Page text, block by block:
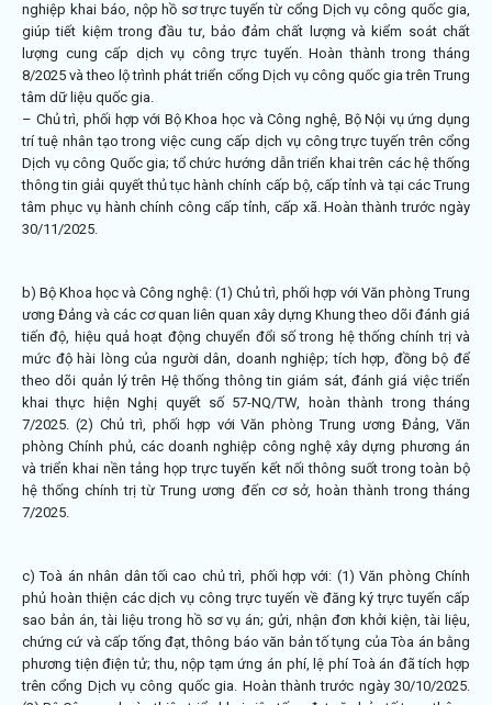
nghiệp khai báo, nộp hồ sơ trực tuyến từ cổng Dịch vụ công quốc gia,
giúp tiết kiệm trong đầu tư, bảo đảm chất lượng và kiểm soát chất
lượng cung cấp dịch vụ công trực tuyến. Hoàn thành trong tháng
8/2025 và theo lộ trình phát triển cổng Dịch vụ công quốc gia trên Trung
tâm dữ liệu quốc gia.
– Chủ trì, phối hợp với Bộ Khoa học và Công nghệ, Bộ Nội vụ ứng dụng
trí tuệ nhân tạo trong việc cung cấp dịch vụ công trực tuyến trên cổng
Dịch vụ công Quốc gia; tổ chức hướng dẫn triển khai trên các hệ thống
thông tin giải quyết thủ tục hành chính cấp bộ, cấp tỉnh và tại các Trung
tâm phục vụ hành chính công cấp tỉnh, cấp xã. Hoàn thành trước ngày
30/11/2025.
b) Bộ Khoa học và Công nghệ: (1) Chủ trì, phối hợp với Văn phòng Trung
ương Đảng và các cơ quan liên quan xây dựng Khung theo dõi đánh giá
tiến độ, hiệu quả hoạt động chuyển đổi số trong hệ thống chính trị và
mức độ hài lòng của người dân, doanh nghiệp; tích hợp, đồng bộ để
theo dõi quản lý trên Hệ thống thông tin giám sát, đánh giá việc triển
khai thực hiện Nghị quyết số 57-NQ/TW, hoàn thành trong tháng
7/2025. (2) Chủ trì, phối hợp với Văn phòng Trung ương Đảng, Văn
phòng Chính phủ, các doanh nghiệp công nghệ xây dựng phương án
và triển khai nền tảng họp trực tuyến kết nối thông suốt trong toàn bộ
hệ thống chính trị từ Trung ương đến cơ sở, hoàn thành trong tháng
7/2025.
c) Toà án nhân dân tối cao chủ trì, phối hợp với: (1) Văn phòng Chính
phủ hoàn thiện các dịch vụ công trực tuyến về đăng ký trực tuyến cấp
sao bản án, tài liệu trong hồ sơ vụ án; gửi, nhận đơn khởi kiện, tài liệu,
chứng cứ và cấp tống đạt, thông báo văn bản tố tụng của Tòa án bằng
phương tiện điện tử; thu, nộp tạm ứng án phí, lệ phí Toà án đã tích hợp
trên cổng Dịch vụ công quốc gia. Hoàn thành trước ngày 30/10/2025.